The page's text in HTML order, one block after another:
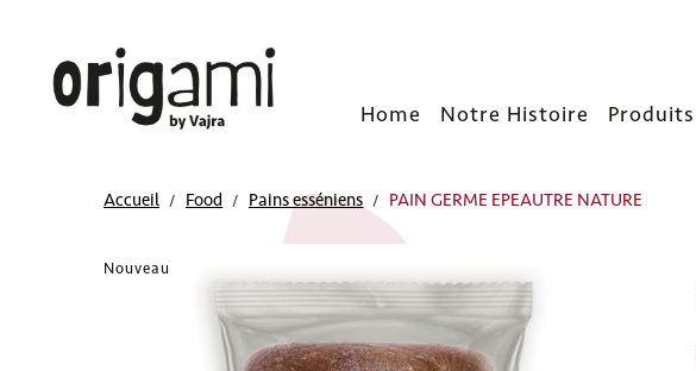
Home Notre Histoire Produits
Accueil Food Pains esséniens PAIN GERME EPEAUTRE NATURE
Nouveau